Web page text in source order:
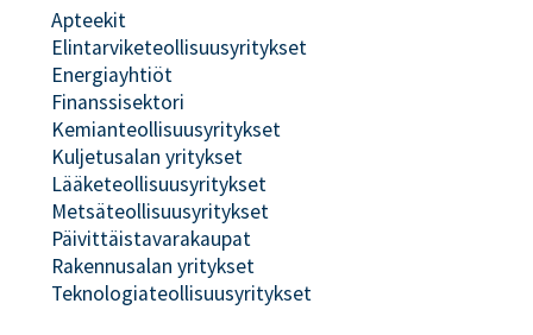
Apteekit
Elintarviketeollisuusyritykset
Energiayhtiöt
Finanssisektori
Kemianteollisuusyritykset
Kuljetusalan yritykset
Lääketeollisuusyritykset
Metsäteollisuusyritykset
Päivittäistavarakaupat
Rakennusalan yritykset
Teknologiateollisuusyritykset